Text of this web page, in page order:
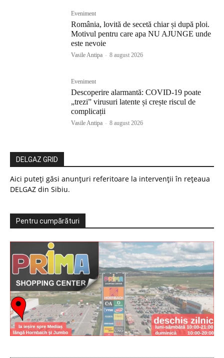
Eveniment
România, lovită de secetă chiar și după ploi.
Motivul pentru care apa NU AJUNGE unde
este nevoie
Vasile Antipa - 8 august 2026
Eveniment
Descoperire alarmantă: COVID-19 poate
„trezi” virusuri latente și crește riscul de
complicații
Vasile Antipa - 8 august 2026
DELGAZ GRID
Aici puteți găsi anunțuri referitoare la intervenții în rețeaua
DELGAZ din Sibiu.
Pentru cumpărături